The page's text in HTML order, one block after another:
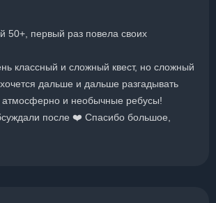
50+, первый раз повела своих
классный и сложный квест, но сложный
дальше и дальше разгадывать
атмосферно и необычные ребусы!
после ❤️ Спасибо большое,